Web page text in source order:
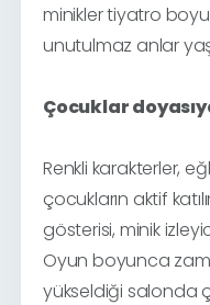
minikler tiyatro
unutulmaz anlar
Çocuklar
Renkli karakterler,
çocukların aktif
gösterisi, minik
Oyun boyunca
yükseldiği salonda